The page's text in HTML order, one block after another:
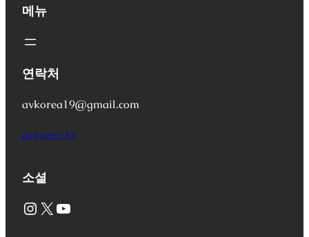
메뉴
연락처
avkorea19@gmail.com
avkorea.kr
소셜
Instagram X YouTube